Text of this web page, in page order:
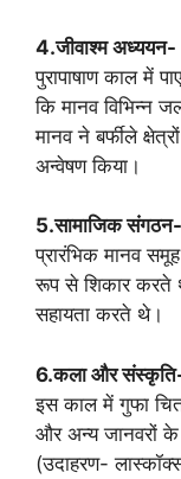
4.जीवाश्म अध्ययन-
पुरापाषाण काल में
कि मानव विभिन्न
मानव ने बर्फीले
अन्वेषण किया।
5.सामाजिक संगठन-
प्रारंभिक मानव
रूप से शिकार
सहायता करते थे।
6.कला और
इस काल में गुफा
और अन्य जानवरों के
(उदाहरण-